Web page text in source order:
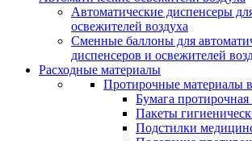
Автоматические диспенсеры
освежителей воздуха
Сменные баллоны для
диспенсеров и освежителей
Расходные материалы
Протирочные материалы
Бумага протирочная
Пакеты
Подстилки